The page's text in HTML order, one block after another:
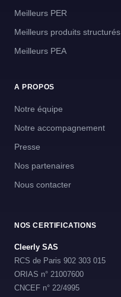
Meilleurs PER
Meilleurs produits structurés
Meilleurs PEA
A PROPOS
Notre équipe
Notre accompagnement
Presse
Nos partenaires
Nous contacter
NOS CERTIFICATIONS
Cleerly SAS
RCS de Paris 902 303 015
ORIAS n° 21007600
CNCEF n° 22/4995